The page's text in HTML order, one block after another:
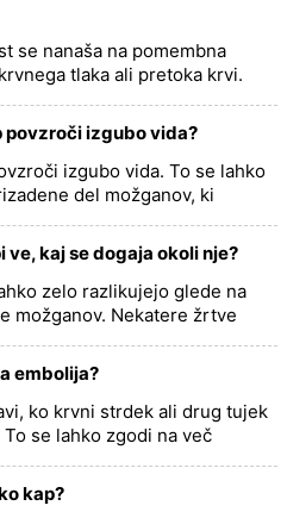
se nanaša na pomembna
tlaka ali pretoka krvi.
more >>
povzroči izgubo vida?
izgubo vida. To se lahko
del možganov, ki
kaj se dogaja okoli nje?
zelo razlikujejo glede na
možganov. Nekatere žrtve
embolija?
ko krvni strdek ali drug tujek
se lahko zgodi na več
kap?